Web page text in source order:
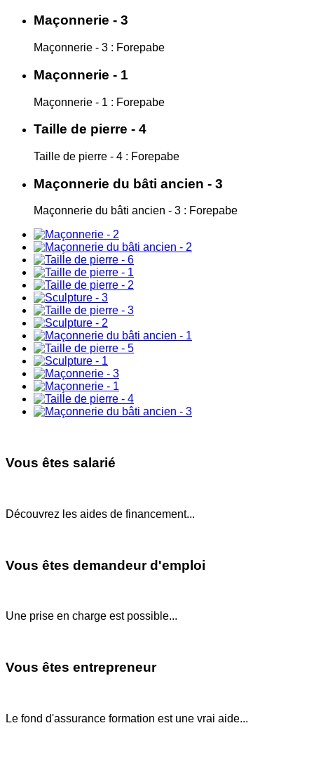
Maçonnerie - 3
Maçonnerie - 3 : Forepabe
Maçonnerie - 1
Maçonnerie - 1 : Forepabe
Taille de pierre - 4
Taille de pierre - 4 : Forepabe
Maçonnerie du bâti ancien - 3
Maçonnerie du bâti ancien - 3 : Forepabe
Vous êtes salarié
Découvrez les aides de financement...
Vous êtes demandeur d'emploi
Une prise en charge est possible...
Vous êtes entrepreneur
Le fond d'assurance formation est une vrai aide...